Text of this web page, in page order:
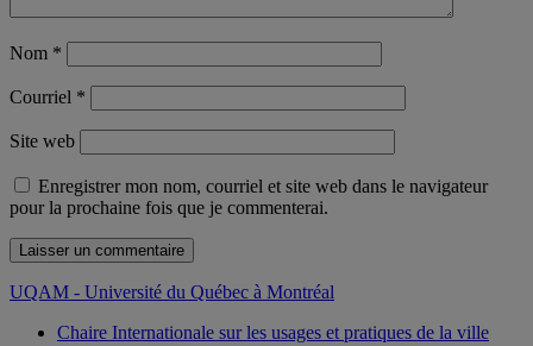
Nom *
Courriel *
Site web
Enregistrer mon nom, courriel et site web dans le navigateur
pour la prochaine fois que je commenterai.
UQAM - Université du Québec à Montréal
Chaire Internationale sur les usages et pratiques de la ville